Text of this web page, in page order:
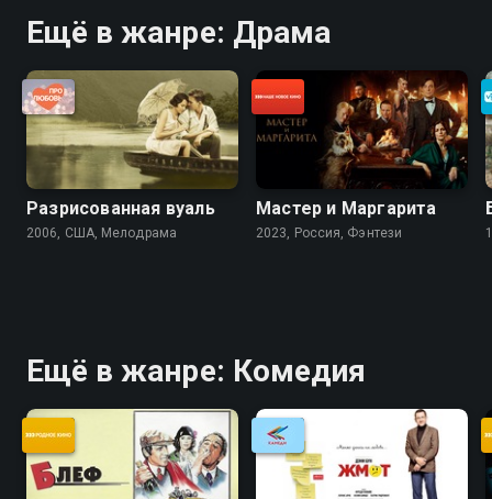
Ещё в жанре: Драма
Разрисованная вуаль
2006, США, Мелодрама
Мастер и Маргарита
2023, Россия, Фэнтези
Ещё в жанре: Комедия